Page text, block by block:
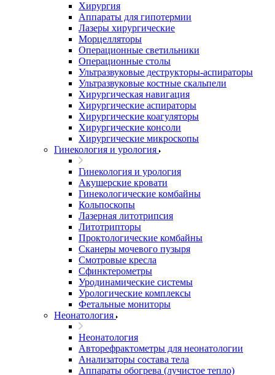
Хирургия
Аппараты для гипотермии
Лазеры хирургические
Морцелляторы
Операционные светильники
Операционные столы
Ультразвуковые деструкторы-аспираторы
Ультразвуковые костные скальпели
Хирургическая навигация
Хирургические аспираторы
Хирургические коагуляторы
Хирургические консоли
Хирургические микроскопы
Гинекология и урология
Гинекология и урология
Акушерские кровати
Гинекологические комбайны
Кольпоскопы
Лазерная литотрипсия
Литотрипторы
Проктологические комбайны
Сканеры мочевого пузыря
Смотровые кресла
Сфинктерометры
Уродинамические системы
Урологические комплексы
Фетальные мониторы
Неонатология
Неонатология
Авторефрактометры для неонатологии
Анализаторы состава тела
Аппараты обогрева (лучистое тепло)